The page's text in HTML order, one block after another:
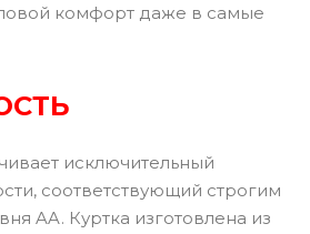
комфорт даже в самые
исключительный
соответствующий строгим
AA. Куртка изготовлена из